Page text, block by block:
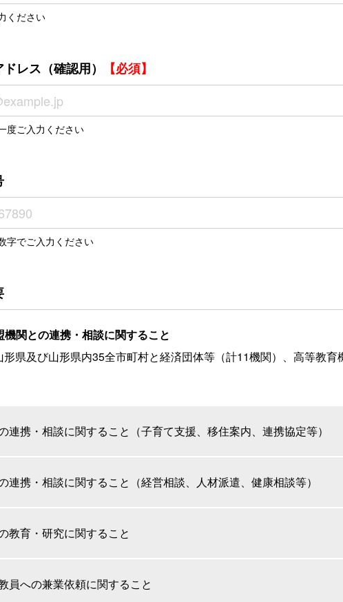
ください
レス（確認用） 【必須】
度ご入力ください
字でご入力ください
機関との連携・相談に関すること
形県及び山形県内35全市町村と経済団体等（計11機関）、高等教
連携・相談に関すること（子育て支援、移住案内、連携協定等）
連携・相談に関すること（経営相談、人材派遣、健康相談等）
教育・研究に関すること
員への兼業依頼に関すること